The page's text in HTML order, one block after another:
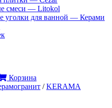
смеси — Litokol
уголки для ванной — Керами
Корзина
/KERAMA